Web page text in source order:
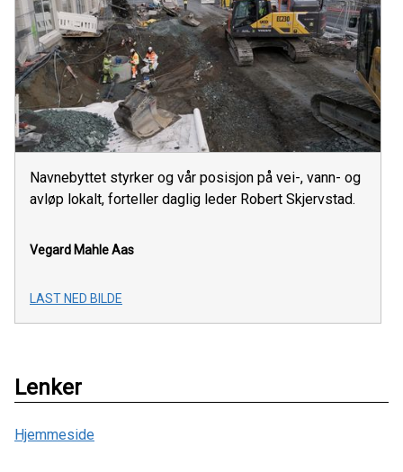
Navnebyttet styrker og vår posisjon på vei-, vann- og
avløp lokalt, forteller daglig leder Robert Skjervstad.
Vegard Mahle Aas
LAST NED BILDE
Lenker
Hjemmeside